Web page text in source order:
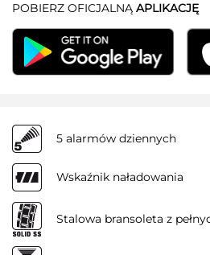
POBIERZ OFICJALNĄ APLIKACJĘ
5 alarmów dziennych
Wskaźnik naładowania
Stalowa bransoleta z